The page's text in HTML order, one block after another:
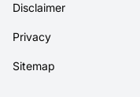
Disclaimer
Privacy
Sitemap